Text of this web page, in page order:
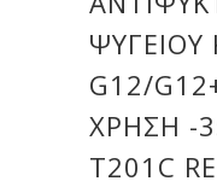
ΨΥΓΕΙΟΥ
G12/
ΧΡΗΣΗ -
T201C